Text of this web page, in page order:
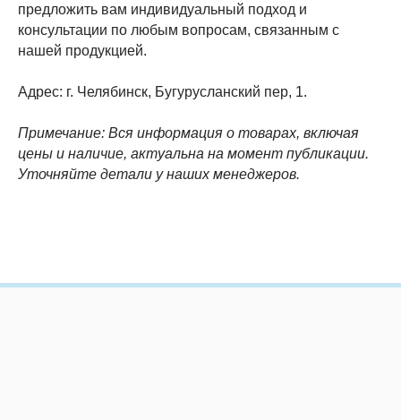
предложить вам индивидуальный подход и
консультации по любым вопросам, связанным с
нашей продукцией.
Адрес: г. Челябинск, Бугурусланский пер, 1.
Примечание: Вся информация о товарах, включая
цены и наличие, актуальна на момент публикации.
Уточняйте детали у наших менеджеров.